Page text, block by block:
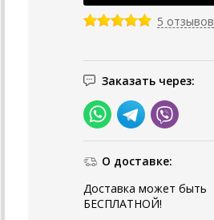
5 отзывов
Заказать через:
О доставке:
Доставка может быть
БЕСПЛАТНОЙ!